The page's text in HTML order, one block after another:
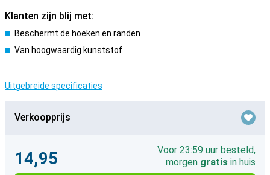
Klanten zijn blij met:
Beschermt de hoeken en randen
Van hoogwaardig kunststof
Uitgebreide specificaties
Verkoopprijs
14,95
Voor 23:59 uur besteld,
morgen gratis in huis